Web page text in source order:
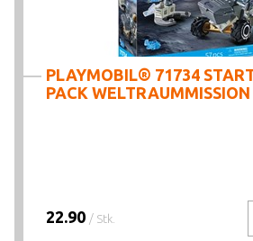
PLAYMOBIL® 71734
PACK WELTRAUMMISSION
22.90 / Stk.